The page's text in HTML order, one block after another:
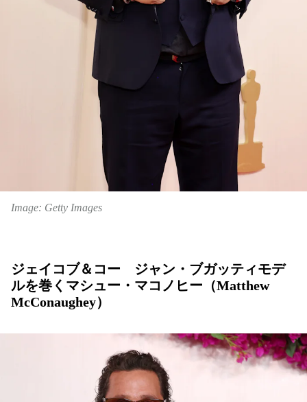
Image: Getty Images
ジェイコブ＆コー ジャン・ブガッティモデ
ルを巻くマシュー・マコノヒー（Matthew
McConaughey）